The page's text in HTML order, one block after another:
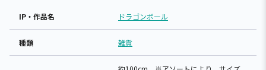
IP・作品名 ドラゴンボール
種類 雑貨